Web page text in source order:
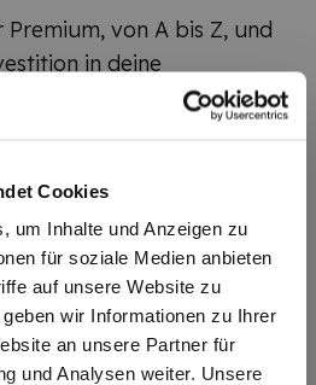
Cookies
um Inhalte und Anzeigen zu
für soziale Medien anbieten
auf unsere Website zu
wir Informationen zu Ihrer
an unsere Partner für
und Analysen weiter. Unsere
von A bis Z, und
in deine
3D-Shape der
edelsten Hölzern lässt Hand
in Manufaktur-
im Geigenbau. Ein
ein Holz, es ist ein feines
in Germany.Carbon-
Verbindung von
Anschlag und